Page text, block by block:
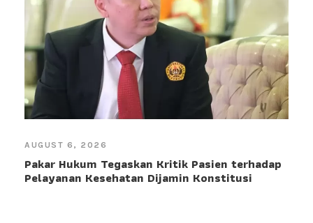
AUGUST 6, 2026
Pakar Hukum Tegaskan Kritik Pasien terhadap
Pelayanan Kesehatan Dijamin Konstitusi